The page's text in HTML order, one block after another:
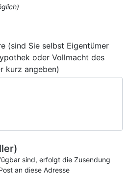
(sind Sie selbst Eigentümer
oder Vollmacht des
kurz angeben)
sind, erfolgt die Zusendung
an diese Adresse